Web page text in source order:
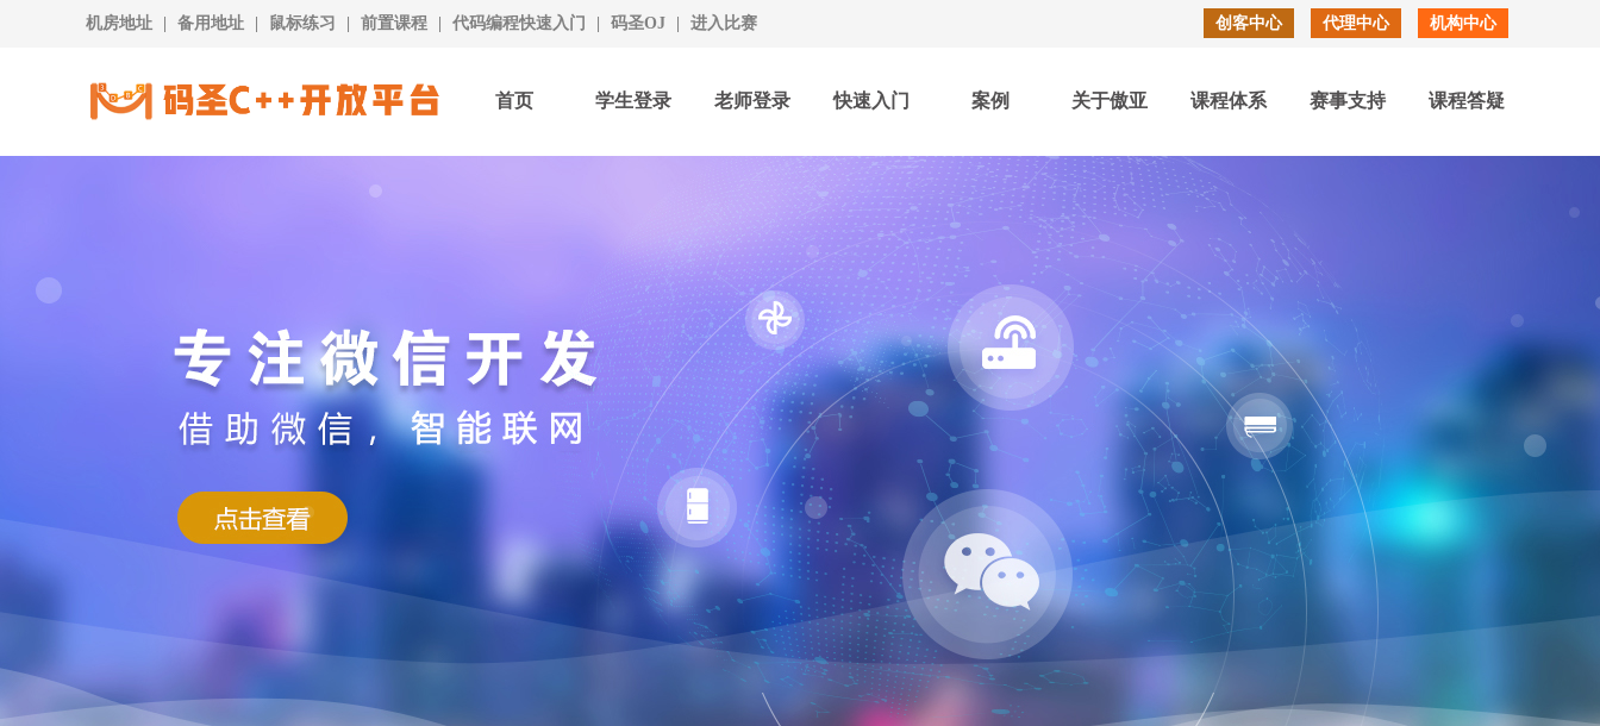
机房地址 备用地址 鼠标练习 前置课程 代码编程快速入门 码圣OJ 进入比赛 创客中心 代理中心 机构中心
首页 学生登录 老师登录 快速入门 案例 关于傲亚 课程体系 赛事支持 课程答疑